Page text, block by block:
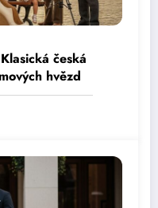
česká
hvězd